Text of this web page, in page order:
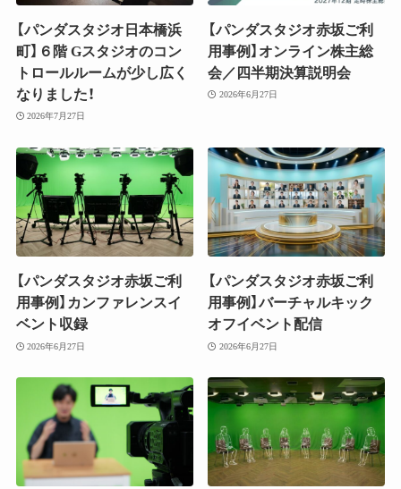
【パンダスタジオ日本橋浜
町】６階 Gスタジオのコン
トロールルームが少し広く
なりました！
2026年7月27日
【パンダスタジオ赤坂ご利
用事例】オンライン株主総
会／四半期決算説明会
2026年6月27日
【パンダスタジオ赤坂ご利
用事例】カンファレンスイ
ベント収録
2026年6月27日
【パンダスタジオ赤坂ご利
用事例】バーチャルキック
オフイベント配信
2026年6月27日